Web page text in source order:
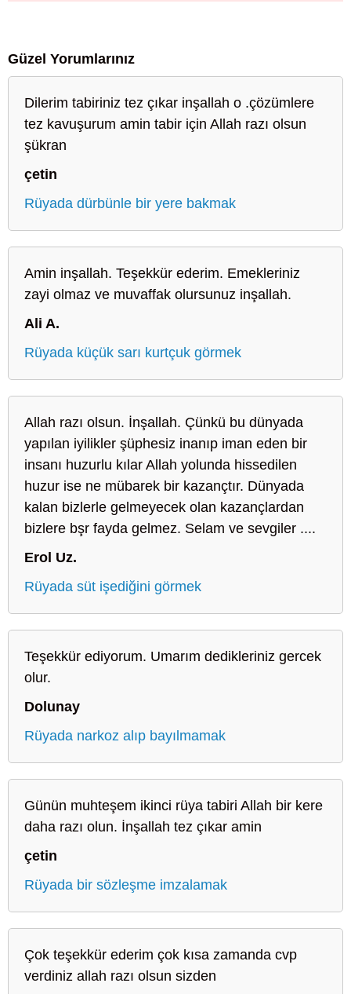
Güzel Yorumlarınız
Dilerim tabiriniz tez çıkar inşallah o .çözümlere
tez kavuşurum amin tabir için Allah razı olsun
şükran
çetin
Rüyada dürbünle bir yere bakmak
Amin inşallah. Teşekkür ederim. Emekleriniz
zayi olmaz ve muvaffak olursunuz inşallah.
Ali A.
Rüyada küçük sarı kurtçuk görmek
Allah razı olsun. İnşallah. Çünkü bu dünyada
yapılan iyilikler şüphesiz inanıp iman eden bir
insanı huzurlu kılar Allah yolunda hissedilen
huzur ise ne mübarek bir kazançtır. Dünyada
kalan bizlerle gelmeyecek olan kazançlardan
bizlere bşr fayda gelmez. Selam ve sevgiler ....
Erol Uz.
Rüyada süt işediğini görmek
Teşekkür ediyorum. Umarım dedikleriniz gercek
olur.
Dolunay
Rüyada narkoz alıp bayılmamak
Günün muhteşem ikinci rüya tabiri Allah bir kere
daha razı olun. İnşallah tez çıkar amin
çetin
Rüyada bir sözleşme imzalamak
Çok teşekkür ederim çok kısa zamanda cvp
verdiniz allah razı olsun sizden